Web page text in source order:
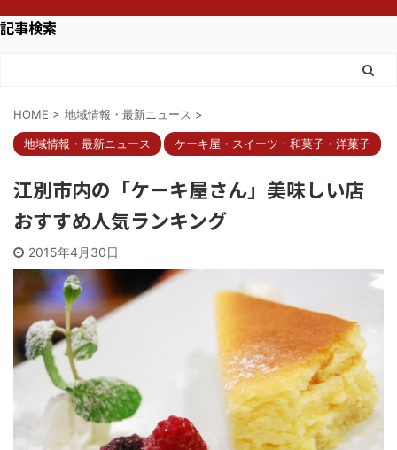
記事検索
HOME > 地域情報・最新ニュース >
地域情報・最新ニュース ケーキ屋・スイーツ・和菓子・洋菓子
江別市内の「ケーキ屋さん」美味しい店
おすすめ人気ランキング
2015年4月30日